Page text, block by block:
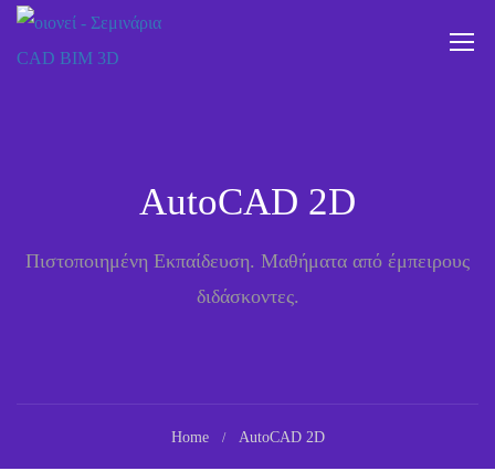
AutoCAD 2D
Πιστοποιημένη Εκπαίδευση. Μαθήματα από έμπειρους
διδάσκοντες.
Home AutoCAD 2D